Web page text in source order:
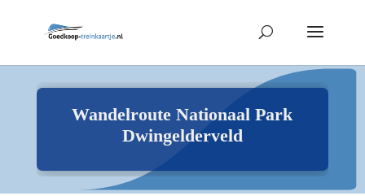
Wandelroute Nationaal Park
Dwingelderveld